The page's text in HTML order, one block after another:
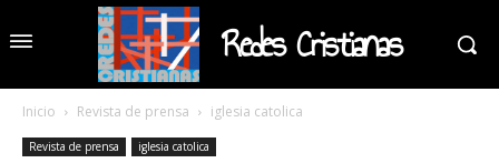
Redes Cristianas
Inicio Revista de prensa iglesia catolica
Revista de prensa iglesia catolica